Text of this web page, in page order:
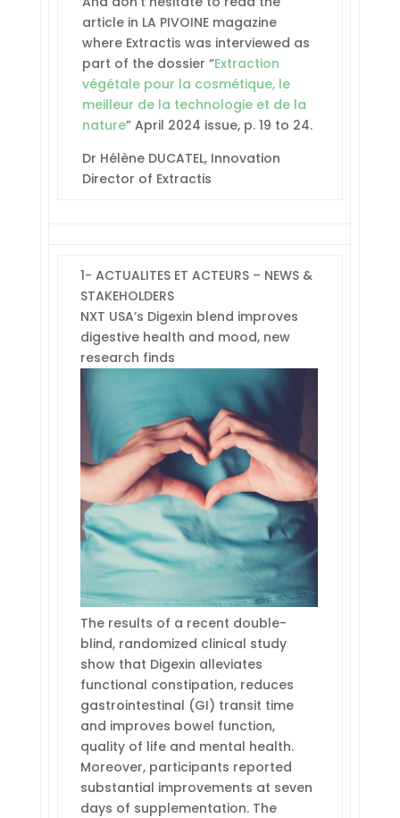
article in LA PIVOINE magazine
where Extractis was interviewed as
part of the dossier “Extraction
végétale pour la cosmétique, le
meilleur de la technologie et de la
nature” April 2024 issue, p. 19 to 24.
Dr Hélène DUCATEL, Innovation
Director of Extractis
1- ACTUALITES ET ACTEURS – NEWS &
STAKEHOLDERS
NXT USA’s Digexin blend improves
digestive health and mood, new
research finds
The results of a recent double-
blind, randomized clinical study
show that Digexin alleviates
functional constipation, reduces
gastrointestinal (GI) transit time
and improves bowel function,
quality of life and mental health.
Moreover, participants reported
substantial improvements at seven
days of supplementation. The